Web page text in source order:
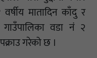
मातादिन काँदु र
वडा नं २
गरेको छ ।